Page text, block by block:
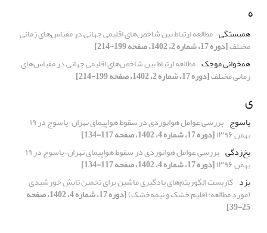
ه
همبستگی مطالعه ارتباط بین شاخص‌های اقلیمی جهانی در مقیاس‌های زمانی
مختلف[دوره 17، شماره 2، 1402، صفحه 199-214]
همخوانی موجک مطالعه ارتباط بین شاخص‌های اقلیمی جهانی در مقیاس‌های
زمانی مختلف[دوره 17، شماره 2، 1402، صفحه 199-214]
ی
یاسوج بررسی عوامل هوانوردی در سقوط هواپیمای تهران – یاسوج در ۱۹
بهمن ۱۳۹۶
[دوره 17، شماره 4، 1402، صفحه 117-134]
یخ‌زدگی
بررسی عوامل هوانوردی در سقوط هواپیمای تهران – یاسوج در ۱۹
بهمن ۱۳۹۶
[دوره 17، شماره 4، 1402، صفحه 117-134]
یزد کاربست الگوریتم‌های یادگیری ماشین برای تخمین تابش خورشیدی
(مورد مطالعه: اقلیم خشک و نیمه‌خشک) [دوره 17، شماره 4، 1402، صفحه
25-39]